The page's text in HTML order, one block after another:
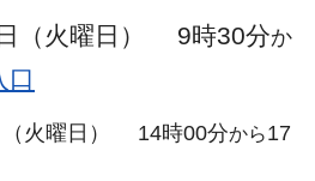
日（火曜日） 9時30分か
口
曜日） 14時00分から17